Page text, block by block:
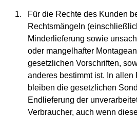
Für die Rechte des Kunden
Rechtsmängeln
Minderlieferung sowie
oder mangelhafter
gesetzlichen Vorschriften,
anderes bestimmt ist. In allen
bleiben die gesetzlichen
Endlieferung der
Verbraucher, auch wenn